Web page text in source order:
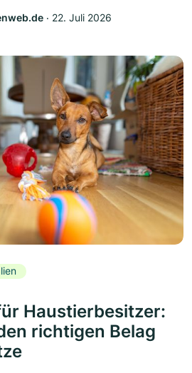
‧ 22. Juli 2026
Haustierbesitzer:
richtigen Belag